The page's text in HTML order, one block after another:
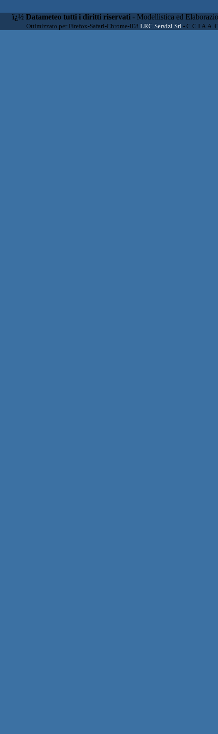
ï¿½ Datameteo tutti i diritti riservati - Modellistica ed
Ottimizzato per Firefox-Safari-Chrome-IE8 LRC Servizi Srl - C.C.I.A.A.